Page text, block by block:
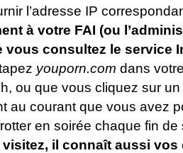
l’adresse IP
à votre FAI (ou
vous consultez le service
youporn.com dans
ou que vous cliquez sur
au courant que vous avez
en soirée chaque fin
il connaît aussi vos